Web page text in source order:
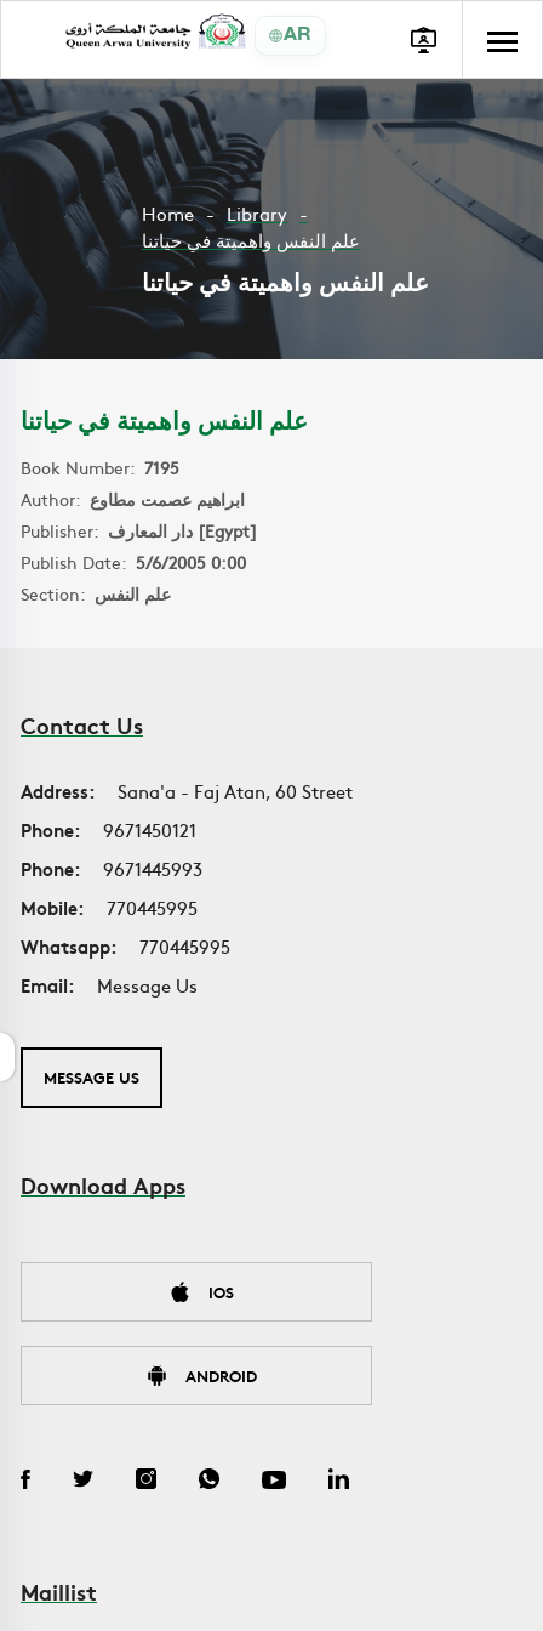
AR
Home
Library
علم النفس واهميتة في حياتنا
علم النفس واهميتة في حياتنا
علم النفس واهميتة في حياتنا
Book Number: 7195
Author: ابراهيم عصمت مطاوع
Publisher:
دار المعارف [Egypt]
Publish Date: 5/6/2005 0:00
Section: علم النفس
Contact Us
Address:
Sana'a - Faj Atan, 60 Street
Phone:
9671450121
Phone:
9671445993
Mobile:
770445995
Whatsapp:
770445995
Email:
Message Us
MESSAGE US
Download Apps
IOS
ANDROID
Maillist